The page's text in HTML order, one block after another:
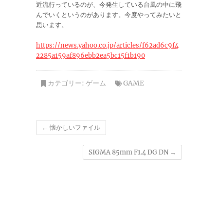
近流行っているのが、今発生している台風の中に飛
んでいくというのがあります。今度やってみたいと
思います。
https://news.yahoo.co.jp/articles/f62ad6c9f4
2285a159af896ebb2ea5bc15f1b190
カテゴリー: ゲーム GAME
← 懐かしいファイル
SIGMA 85mm F1.4 DG DN →